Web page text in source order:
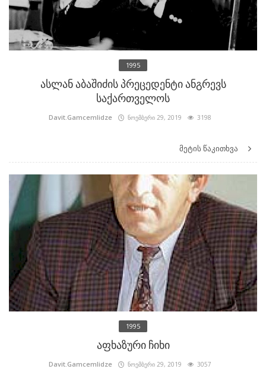
1995
ასლან აბაშიძის პრეცედენტი ანგრევს
საქართველოს
Davit.Gamcemlidze ნოემბერი 29, 2019 3198
მეტის წაკითხვა
1995
აფხაზური ჩიხი
Davit.Gamcemlidze ნოემბერი 29, 2019 3057